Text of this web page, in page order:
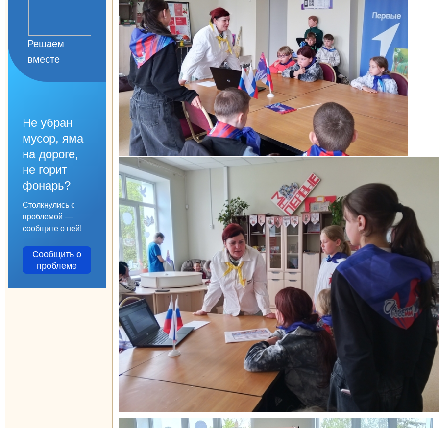
Решаем
вместе
Не убран
мусор, яма
на дороге,
не горит
фонарь?
Столкнулись с
проблемой —
сообщите о ней!
Сообщить о
проблеме